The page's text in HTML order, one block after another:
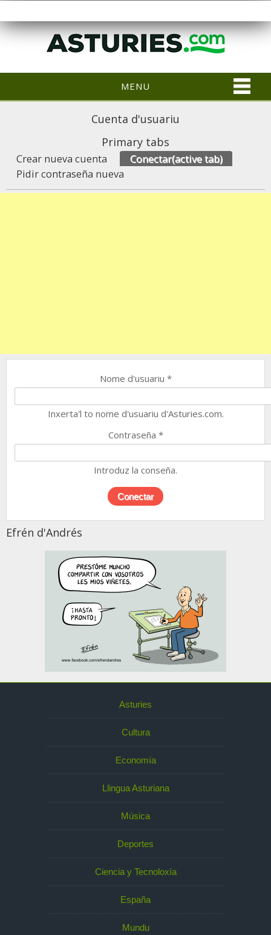
MENU
Cuenta d'usuariu
Primary tabs
Crear nueva cuenta Conectar(active tab)
Pidir contraseña nueva
Nome d'usuariu *
Inxerta'l to nome d'usuariu d'Asturies.com.
Contraseña *
Introduz la conseña.
Efrén d'Andrés
Asturies
Cultura
Economía
Llingua Asturiana
Música
Deportes
Ciencia y Tecnoloxía
España
Mundu